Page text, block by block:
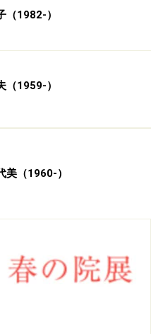
之
之
（1982-）
（1959-）
美（1960-）